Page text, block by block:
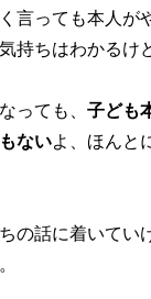
言っても本人が
持ちはわかるけ
っても、 子ども
ないよ、ほんと
の話に着いてい